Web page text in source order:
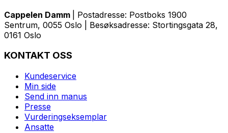
Cappelen Damm
| Postadresse: Postboks 1900
Sentrum, 0055 Oslo | Besøksadresse: Stortingsgata 28,
0161 Oslo
KONTAKT OSS
Kundeservice
Min side
Send inn manus
Presse
Vurderingseksemplar
Ansatte